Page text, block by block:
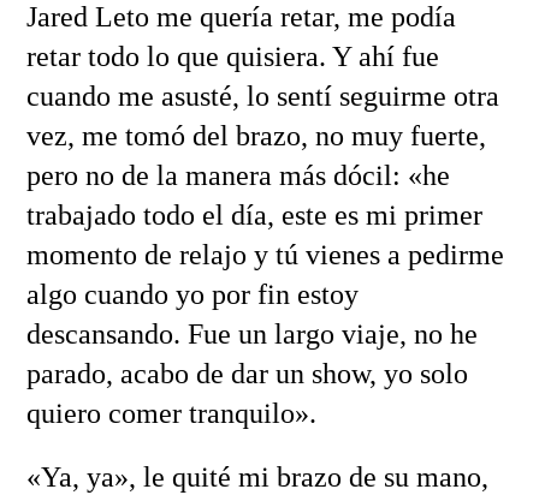
Jared Leto me quería retar, me podía
retar todo lo que quisiera. Y ahí fue
cuando me asusté, lo sentí seguirme otra
vez, me tomó del brazo, no muy fuerte,
pero no de la manera más dócil: «he
trabajado todo el día, este es mi primer
momento de relajo y tú vienes a pedirme
algo cuando yo por fin estoy
descansando. Fue un largo viaje, no he
parado, acabo de dar un show, yo solo
quiero comer tranquilo».
«Ya, ya», le quité mi brazo de su mano,